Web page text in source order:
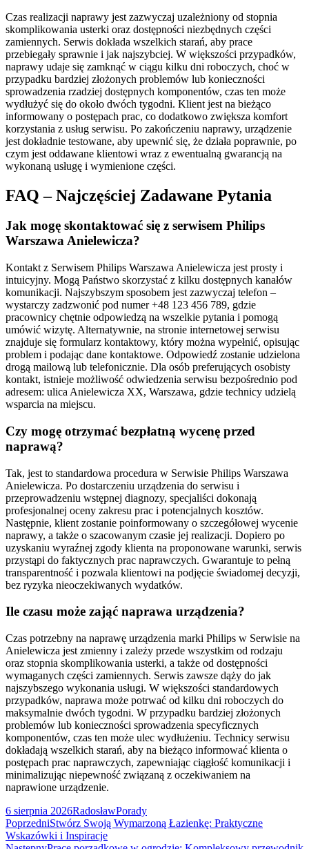
Czas realizacji naprawy jest zazwyczaj uzależniony od stopnia
skomplikowania usterki oraz dostępności niezbędnych części
zamiennych. Serwis dokłada wszelkich starań, aby prace
przebiegały sprawnie i jak najszybciej. W większości przypadków,
naprawy udaje się zamknąć w ciągu kilku dni roboczych, choć w
przypadku bardziej złożonych problemów lub konieczności
sprowadzenia rzadziej dostępnych komponentów, czas ten może
wydłużyć się do około dwóch tygodni. Klient jest na bieżąco
informowany o postępach prac, co dodatkowo zwiększa komfort
korzystania z usług serwisu. Po zakończeniu naprawy, urządzenie
jest dokładnie testowane, aby upewnić się, że działa poprawnie, po
czym jest oddawane klientowi wraz z ewentualną gwarancją na
wykonaną usługę i wymienione części.
FAQ – Najczęściej Zadawane Pytania
Jak mogę skontaktować się z serwisem Philips
Warszawa Anielewicza?
Kontakt z Serwisem Philips Warszawa Anielewicza jest prosty i
intuicyjny. Mogą Państwo skorzystać z kilku dostępnych kanałów
komunikacji. Najszybszym sposobem jest zazwyczaj telefon –
wystarczy zadzwonić pod numer +48 123 456 789, gdzie
pracownicy chętnie odpowiedzą na wszelkie pytania i pomogą
umówić wizytę. Alternatywnie, na stronie internetowej serwisu
znajduje się formularz kontaktowy, który można wypełnić, opisując
problem i podając dane kontaktowe. Odpowiedź zostanie udzielona
drogą mailową lub telefonicznie. Dla osób preferujących osobisty
kontakt, istnieje możliwość odwiedzenia serwisu bezpośrednio pod
adresem: ulica Anielewicza XX, Warszawa, gdzie technicy udzielą
wsparcia na miejscu.
Czy mogę otrzymać bezpłatną wycenę przed
naprawą?
Tak, jest to standardowa procedura w Serwisie Philips Warszawa
Anielewicza. Po dostarczeniu urządzenia do serwisu i
przeprowadzeniu wstępnej diagnozy, specjaliści dokonają
profesjonalnej oceny zakresu prac i potencjalnych kosztów.
Następnie, klient zostanie poinformowany o szczegółowej wycenie
naprawy, a także o szacowanym czasie jej realizacji. Dopiero po
uzyskaniu wyraźnej zgody klienta na proponowane warunki, serwis
przystąpi do faktycznych prac naprawczych. Gwarantuje to pełną
transparentność i pozwala klientowi na podjęcie świadomej decyzji,
bez ryzyka nieoczekiwanych wydatków.
Ile czasu może zająć naprawa urządzenia?
Czas potrzebny na naprawę urządzenia marki Philips w Serwisie na
Anielewicza jest zmienny i zależy przede wszystkim od rodzaju
oraz stopnia skomplikowania usterki, a także od dostępności
wymaganych części zamiennych. Serwis zawsze dąży do jak
najszybszego wykonania usługi. W większości standardowych
przypadków, naprawa może potrwać od kilku dni roboczych do
maksymalnie dwóch tygodni. W przypadku bardziej złożonych
problemów lub konieczności sprowadzenia specyficznych
komponentów, czas ten może ulec wydłużeniu. Technicy serwisu
dokładają wszelkich starań, aby na bieżąco informować klienta o
postępach prac naprawczych, zapewniając ciągłość komunikacji i
minimalizując niepewność związaną z oczekiwaniem na
naprawione urządzenie.
Data
publikacji
6 sierpnia 2026Autor
RadosławKategorie
Porady
Nawigacja
wpisu
PoprzedniPoprzedni
wpis:
Stwórz Swoją Wymarzoną Łazienkę: Praktyczne
Wskazówki i Inspiracje